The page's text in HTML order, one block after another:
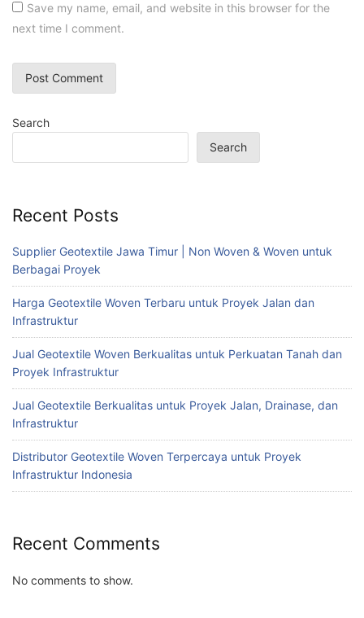
Save my name, email, and website in this browser for the
next time I comment.
Search
Search
Recent Posts
Supplier Geotextile Jawa Timur | Non Woven & Woven untuk
Berbagai Proyek
Harga Geotextile Woven Terbaru untuk Proyek Jalan dan
Infrastruktur
Jual Geotextile Woven Berkualitas untuk Perkuatan Tanah dan
Proyek Infrastruktur
Jual Geotextile Berkualitas untuk Proyek Jalan, Drainase, dan
Infrastruktur
Distributor Geotextile Woven Terpercaya untuk Proyek
Infrastruktur Indonesia
Recent Comments
No comments to show.